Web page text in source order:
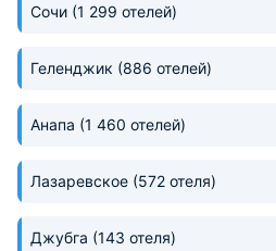
Сочи (1 299 отелей)
Геленджик (886 отелей)
Анапа (1 460 отелей)
Лазаревское (572 отеля)
Джубга (143 отеля)